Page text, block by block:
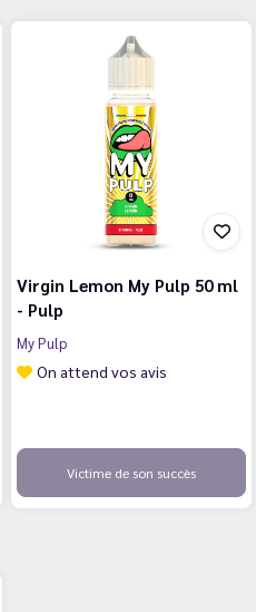
Virgin Lemon My Pulp 50 ml
- Pulp
My Pulp
On attend vos avis
Victime de son succès